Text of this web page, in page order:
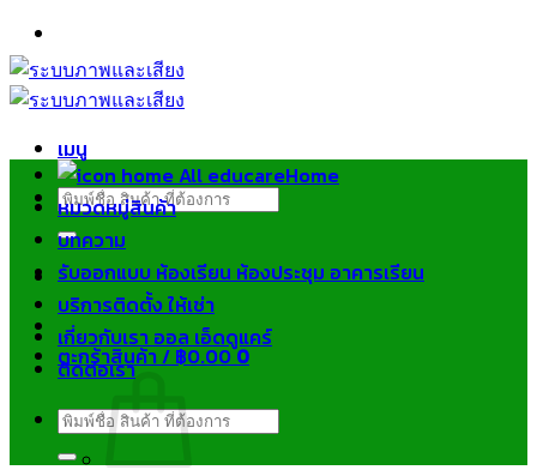
ข้าม
ไป
ยัง
เมนู
ค้นหา:
ตะกร้าสินค้า /฿0.000
Home
หมวดหมู่สินค้า
บทความ
รับออกแบบ ห้องเรียน ห้องประชุม อาคารเรียน
บริการติดตั้ง ให้เช่า
เกี่ยวกับเรา ออล เอ็ดดูแคร์
ติดต่อเรา
ค้นหา: